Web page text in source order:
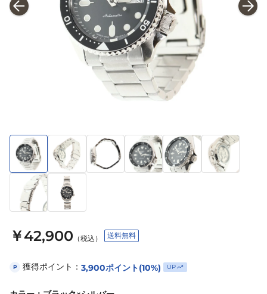
￥42,900 （税込） 送料無料
P 獲得ポイント： 3,900ポイント(10%) UP